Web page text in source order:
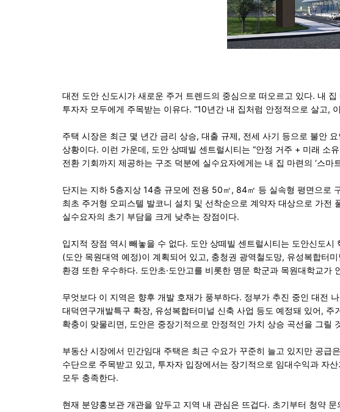
대전 도안 신도시가 새로운 주거 트렌드의 중심으로 떠오르고 있다. 내
투자자 모두에게 주목받는 이유다. “10년간 내 집처럼 안정적으로 살고,
주택 시장은 최근 몇 년간 금리 상승, 대출 규제, 전세 사기 등으로 불안
상황이다. 이런 가운데, 도안 상떼빌 센트럴시티는 “안정 거주 + 미래 소
전환 기회까지 제공하는 구조 덕분에 실수요자에게는 내 집 마련의 ‘스
단지는 지하 5층지상 14층 규모에 전용 50㎡, 84㎡ 등 실속형 평면으로
최초 주거형 오피스텔 발코니 설치 및 선착순으로 계약자 대상으로 가전
실수요자의 초기 부담을 크게 낮추는 장점이다.
입지적 장점 역시 빼놓을 수 없다. 도안 상떼빌 센트럴시티는 도안신도
(도안 목원대역 예정)이 계획되어 있고, 충청권 광역철도망, 유성복합터
환경 또한 우수하다. 도안초·도안고를 비롯한 명문 학군과 목원대학교
무엇보다 이 지역은 향후 개발 호재가 풍부하다. 정부가 추진 중인 대전
대덕연구개발특구 확장, 유성복합터미널 신축 사업 등도 예정돼 있어,
확충이 맞물리면, 도안은 중장기적으로 안정적인 가치 상승 곡선을 그릴
부동산 시장에서 민간임대 주택은 최근 수요가 꾸준히 늘고 있지만 공
수단으로 주목받고 있고, 투자자 입장에서는 장기적으로 임대수익과 자
모두 충족한다.
현재 분양홍보관 개관을 앞두고 지역 내 관심은 뜨겁다. 초기부터 청약